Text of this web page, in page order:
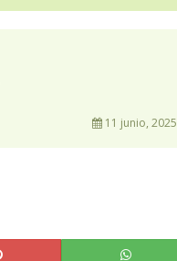
11 junio, 2025